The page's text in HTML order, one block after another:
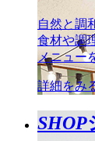
自然と調
食材や調
メニュー
詳細をみ
SHOP